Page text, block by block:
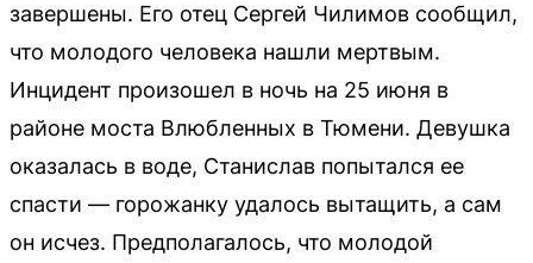
завершены. Его отец Сергей Чилимов сообщил,
что молодого человека нашли мертвым.
Инцидент произошел в ночь на 25 июня в
районе моста Влюбленных в Тюмени. Девушка
оказалась в воде, Станислав попытался ее
спасти — горожанку удалось вытащить, а сам
он исчез. Предполагалось, что молодой